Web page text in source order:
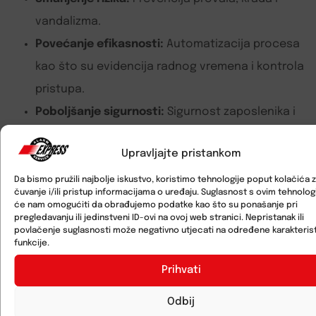
Upravljajte pristankom
Da bismo pružili najbolje iskustvo, koristimo tehnologije poput kolačića
čuvanje i/ili pristup informacijama o uređaju. Suglasnost s ovim
će nam omogućiti da obrađujemo podatke kao što su ponašanje pri
pregledavanju ili jedinstveni ID-ovi na ovoj web stranici. Nepristanak ili
povlačenje suglasnosti može negativno utjecati na određene
funkcije.
Prihvati
Odbij
vandalizma.
Povećanje efikasnosti: Automatizacija procesa
kao što su evidencija radnog vremena i kontrola
pristupa.
Poboljšanje sigurnosti: Sigurnost zaposlenika i
posjetitelja, posebno u većim poslovnim
kompleksima.
Zašto odabrati Alarm Express?
S našim stručnim timom i vrhunskom opremom
renomiranih proizvođača, pružamo cjelovita
sigurnosna rješenja prilagođena potrebama vašeg
poslovanja. Od savjetovanja i projektiranja do
instalacije i održavanja, osiguravamo maksimalnu